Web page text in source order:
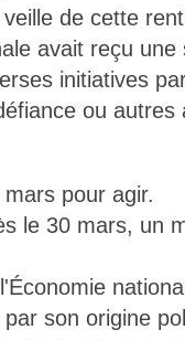
de cette
avait reçu une
initiatives
ou autres
pour agir.
le 30 mars, un
son origine